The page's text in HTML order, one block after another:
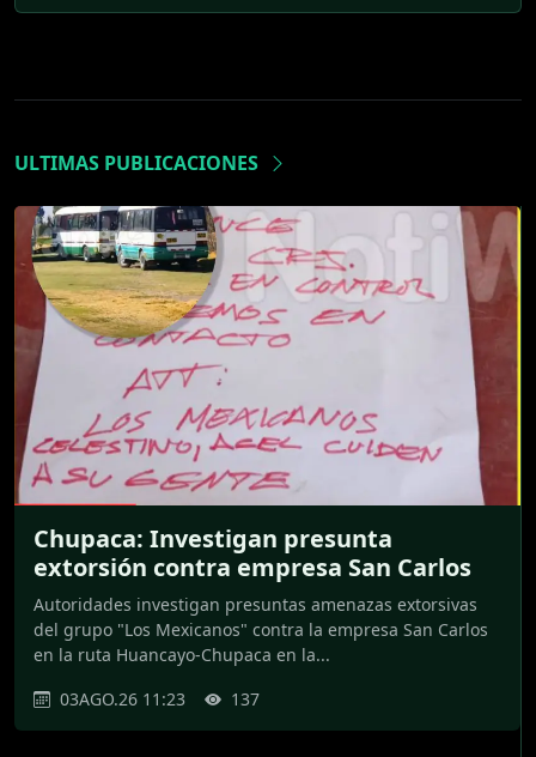
ULTIMAS PUBLICACIONES
Chupaca: Investigan presunta
extorsión contra empresa San Carlos
Autoridades investigan presuntas amenazas extorsivas
del grupo "Los Mexicanos" contra la empresa San Carlos
en la ruta Huancayo-Chupaca en la...
03AGO.26 11:23
137